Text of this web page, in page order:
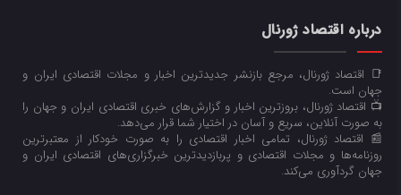
درباره اقتصاد ژورنال
📑 اقتصاد ژورنال، مرجع بازنشر جدیدترین اخبار و مجلات اقتصادی ایران و
جهان است.
📺 اقتصاد ژورنال، بروزترین اخبار و گزارش‌های خبری اقتصادی ایران و جهان را
به صورت آنلاین، سریع و آسان در اختیار شما قرار می‌‌دهد.
📰 اقتصاد ژورنال، تمامی اخبار اقتصادی را به صورت خودکار از معتبرترین
روزنامه‌ها و مجلات اقتصادی و پربازدیدترین خبرگزاری‌های اقتصادی ایران و
جهان گردآوری می‌کند.